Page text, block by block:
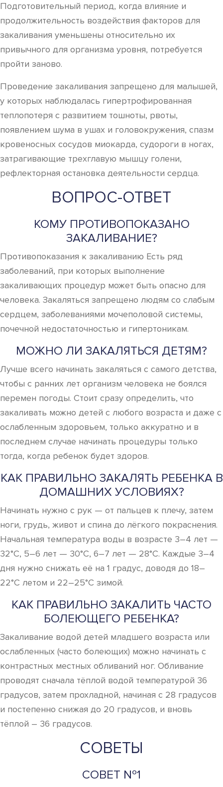
Подготовительный период, когда влияние и
продолжительность воздействия факторов для
закаливания уменьшены относительно их
привычного для организма уровня, потребуется
пройти заново.
Проведение закаливания запрещено для малышей,
у которых наблюдалась гипертрофированная
теплопотеря с развитием тошноты, рвоты,
появлением шума в ушах и головокружения, спазм
кровеносных сосудов миокарда, судороги в ногах,
затрагивающие трехглавую мышцу голени,
рефлекторная остановка деятельности сердца.
ВОПРОС-ОТВЕТ
КОМУ ПРОТИВОПОКАЗАНО
ЗАКАЛИВАНИЕ?
Противопоказания к закаливанию Есть ряд
заболеваний, при которых выполнение
закаливающих процедур может быть опасно для
человека. Закаляться запрещено людям со слабым
сердцем, заболеваниями мочеполовой системы,
почечной недостаточностью и гипертоникам.
МОЖНО ЛИ ЗАКАЛЯТЬСЯ ДЕТЯМ?
Лучше всего начинать закаляться с самого детства,
чтобы с ранних лет организм человека не боялся
перемен погоды. Стоит сразу определить, что
закаливать можно детей с любого возраста и даже с
ослабленным здоровьем, только аккуратно и в
последнем случае начинать процедуры только
тогда, когда ребенок будет здоров.
КАК ПРАВИЛЬНО ЗАКАЛЯТЬ РЕБЕНКА В
ДОМАШНИХ УСЛОВИЯХ?
Начинать нужно с рук — от пальцев к плечу, затем
ноги, грудь, живот и спина до лёгкого покраснения.
Начальная температура воды в возрасте 3–4 лет —
32°С, 5–6 лет — 30°С, 6–7 лет — 28°С. Каждые 3–4
дня нужно снижать её на 1 градус, доводя до 18–
22°С летом и 22–25°С зимой.
КАК ПРАВИЛЬНО ЗАКАЛИТЬ ЧАСТО
БОЛЕЮЩЕГО РЕБЕНКА?
Закаливание водой детей младшего возраста или
ослабленных (часто болеющих) можно начинать с
контрастных местных обливаний ног. Обливание
проводят сначала тёплой водой температурой 36
градусов, затем прохладной, начиная с 28 градусов
и постепенно снижая до 20 градусов, и вновь
тёплой – 36 градусов.
СОВЕТЫ
СОВЕТ №1